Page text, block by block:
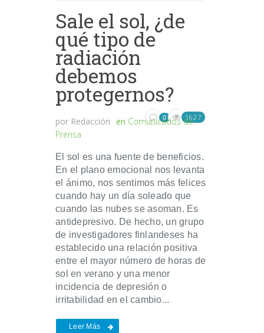
Sale el sol, ¿de
qué tipo de
radiación
debemos
protegernos?
por Redacción en Comunicados de
Prensa
0 1627
El sol es una fuente de beneficios.
En el plano emocional nos levanta
el ánimo, nos sentimos más felices
cuando hay un día soleado que
cuando las nubes se asoman. Es
antidepresivo. De hecho, un grupo
de investigadores finlandeses ha
establecido una relación positiva
entre el mayor número de horas de
sol en verano y una menor
incidencia de depresión o
irritabilidad en el cambio...
Leer Más